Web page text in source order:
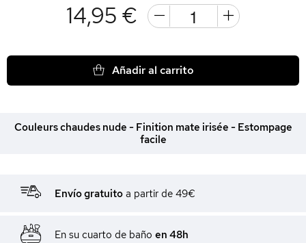
14,95 €
Añadir al carrito
Couleurs chaudes nude - Finition mate irisée - Estompage
facile
Envío gratuito a partir de 49€
En su cuarto de baño en 48h